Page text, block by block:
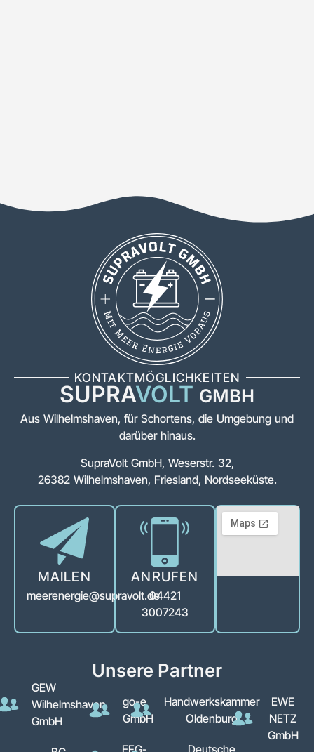
KONTAKTMÖGLICHKEITEN
SUPRAVOLT GMBH
Aus Wilhelmshaven, für Schortens, die Umgebung und
darüber hinaus.
SupraVolt GmbH, Weserstr. 32,
26382 Wilhelmshaven, Friesland, Nordseeküste.
MAILEN
meerenergie@supravolt.de
ANRUFEN
04421
3007243
Unsere Partner
GEW
Wilhelmshaven
GmbH
go-e
GmbH
EFG-
Handwerkskammer
Oldenburg
Deutsche
EWE
NETZ
GmbH